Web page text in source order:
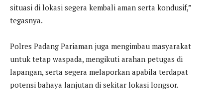
situasi di lokasi segera kembali aman serta kondusif,”
tegasnya.
Polres Padang Pariaman juga mengimbau masyarakat
untuk tetap waspada, mengikuti arahan petugas di
lapangan, serta segera melaporkan apabila terdapat
potensi bahaya lanjutan di sekitar lokasi longsor.